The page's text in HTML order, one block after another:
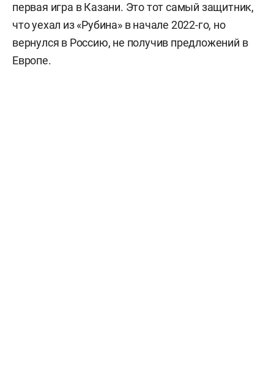
первая игра в Казани. Это тот самый защитник,
что уехал из «Рубина» в начале 2022-го, но
вернулся в Россию, не получив предложений в
Европе.